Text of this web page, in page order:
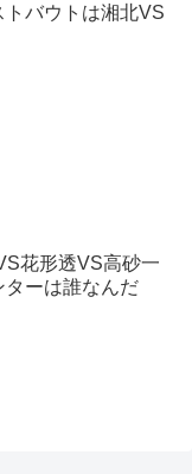
トバウトは湘北VS
花形透VS高砂一
ターは誰なんだ